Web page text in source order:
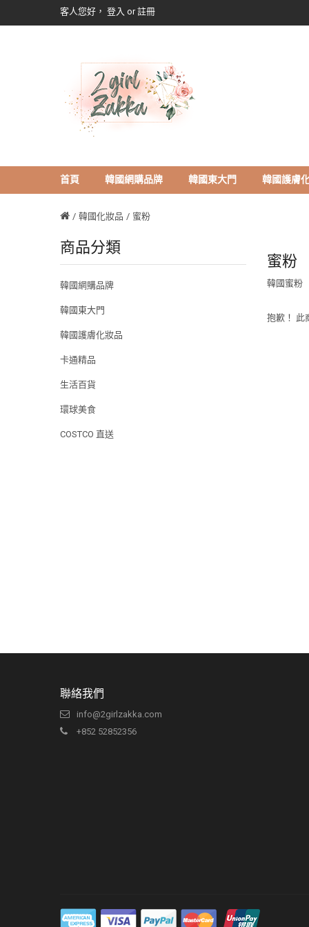
客人您好， 登入 or註冊
首頁 韓國網購品牌 韓國東大門 韓國護膚
韓國化妝品 蜜粉
商品分類
韓國網購品牌
韓國東大門
韓國護膚化妝品
卡通精品
生活百貨
環球美食
COSTCO 直送
蜜粉
韓國蜜粉
抱歉！ 此
聯絡我們
info@2girlzakka.com
+852 52852356